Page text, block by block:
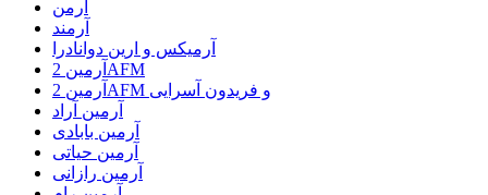
آرمن
آرمند
آرمیکس و ارین دوانادرا
آرمین 2AFM
آرمین 2AFM و فریدون آسرایی
آرمین آراد
آرمین بابادی
آرمین حیاتی
آرمین رازانی